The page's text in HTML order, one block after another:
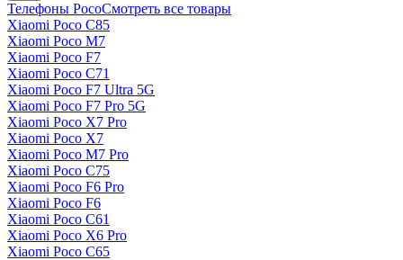
Телефоны PocoСмотреть все товары
Xiaomi Poco C85
Xiaomi Poco M7
Xiaomi Poco F7
Xiaomi Poco C71
Xiaomi Poco F7 Ultra 5G
Xiaomi Poco F7 Pro 5G
Xiaomi Poco X7 Pro
Xiaomi Poco X7
Xiaomi Poco M7 Pro
Xiaomi Poco C75
Xiaomi Poco F6 Pro
Xiaomi Poco F6
Xiaomi Poco C61
Xiaomi Poco X6 Pro
Xiaomi Poco C65